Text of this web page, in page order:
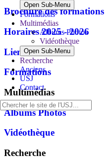
Open Sub-Menu
Formations
Multimédias
Albums Photos
Vidéothèque
Open Sub-Menu
Recherche
Anciens
USJ
Contact
Brochure des formations
Horaires 2025 - 2026
Liens Utiles
Formations
Multimédias
Albums Photos
Vidéothèque
Recherche